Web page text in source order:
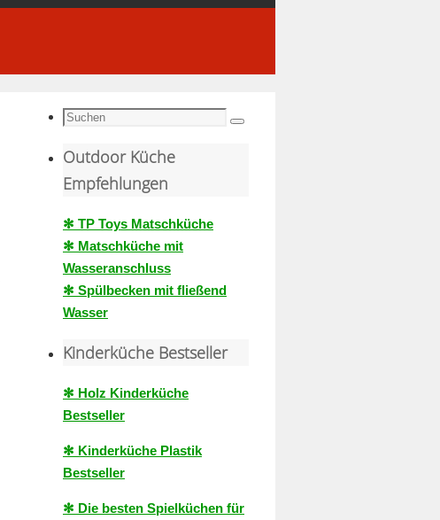
Suche
Suchen
Outdoor Küche
Empfehlungen
✻ TP Toys Matschküche
✻ Matschküche mit
Wasseranschluss
✻ Spülbecken mit fließend
Wasser
Kinderküche Bestseller
✻ Holz Kinderküche
Bestseller
✻ Kinderküche Plastik
Bestseller
✻ Die besten Spielküchen für